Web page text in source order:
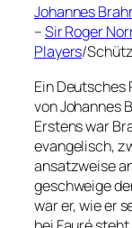
Johannes
–Sir Roger
Players/
Ein Deutsches
von Johannes
Erstens war
evangelisch,
ansatzweise
geschweige
war er, wie er